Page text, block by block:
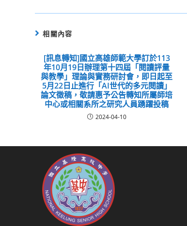
相關內容
[訊息轉知]國立高雄師範大學訂於113
年10月19日辦理第十四屆「閱讀評量
與教學」理論與實務研討會，即日起至
5月22日止進行「AI世代的多元閱讀」
論文徵稿，敬請惠予公告轉知所屬師培
中心或相關系所之研究人員踴躍投稿
2024-04-10